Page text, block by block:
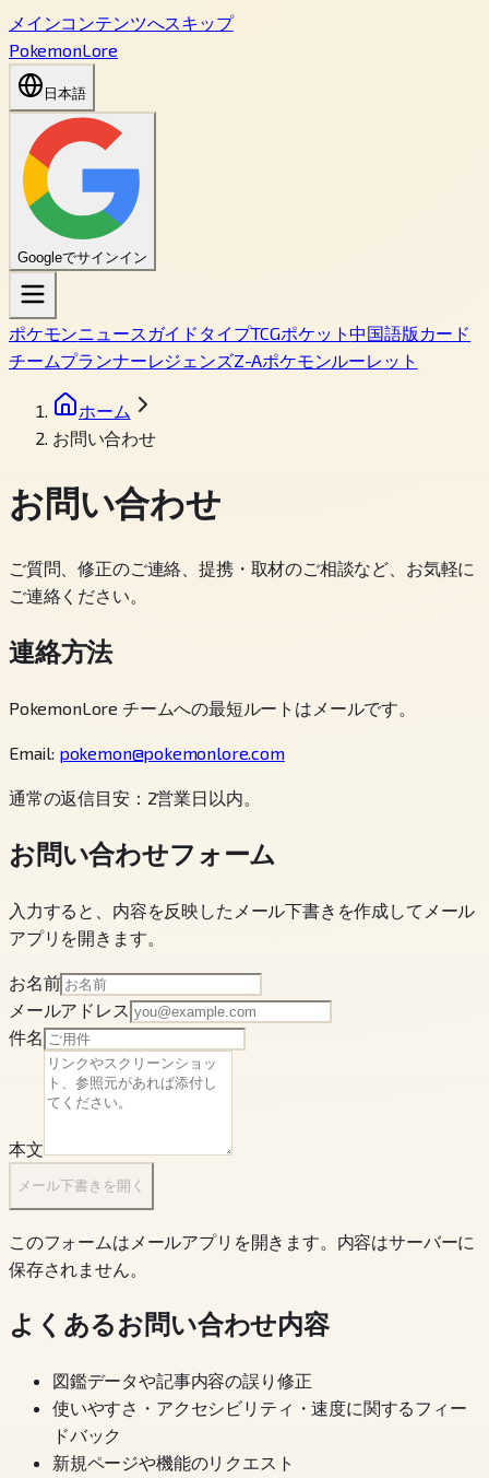
メインコンテンツへスキップ
PokemonLore
日本語
Googleでサインイン
ポケモンニュース ガイド タイプTCGポケット中国語版カード
チームプランナーレジェンズZ-Aポケモンルーレット
ホーム
お問い合わせ
お問い合わせ
ご質問、修正のご連絡、提携・取材のご相談など、お気軽に
ご連絡ください。
連絡方法
PokemonLore チームへの最短ルートはメールです。
Email: pokemon@pokemonlore.com
通常の返信目安：2営業日以内。
お問い合わせフォーム
入力すると、内容を反映したメール下書きを作成してメール
アプリを開きます。
お名前
メールアドレス
件名
本文
メール下書きを開く
このフォームはメールアプリを開きます。内容はサーバーに
保存されません。
よくあるお問い合わせ内容
図鑑データや記事内容の誤り修正
使いやすさ・アクセシビリティ・速度に関するフィー
ドバック
新規ページや機能のリクエスト